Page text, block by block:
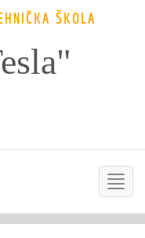
ŠKOLA